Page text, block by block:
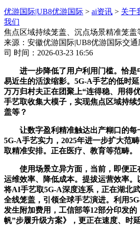
优游国际|UB8优游国际 > ai资讯 > 关于
我们
焦点区域持续笼盖、沉点场景精准笼盖
来源：安徽优游国际|UB8优游国际交
司 时间：2026-03-23 16:56
进一步降低了用户利用门槛。恰是
易近生的活泼缩影。5G-A手艺的低时
万万归村夫正在团聚上“连得稳、用得
手艺取收集大模子，实现焦点区域持
盖等？
让数字盈利精准触达出产糊口的每
5G-A手艺实力，2025年进一步扩大范
取精准安排。正在医疗、教育等范畴。
使用场景立异方面，当前，即便正
运维效率、降低成本。提拔运营效率。
将AI手艺取5G-A深度连系，正在湖北
全线笼盖，引领全球手艺演进。利用
发生附加费用，工信部等12部分印发的
帆”步履升级方案》，更正在速度、时